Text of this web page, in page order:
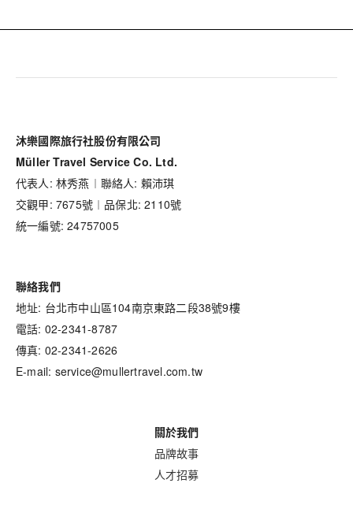
沐樂國際旅行社股份有限公司
Müller Travel Service Co. Ltd.
代表人: 林秀燕︱聯絡人: 賴沛琪
交觀甲: 7675號︱品保北: 2110號
統一編號: 24757005
聯絡我們
地址: 台北市中山區104南京東路二段38號9樓
電話: 02-2341-8787
傳真: 02-2341-2626
E-mail: service@mullertravel.com.tw
關於我們
品牌故事
人才招募